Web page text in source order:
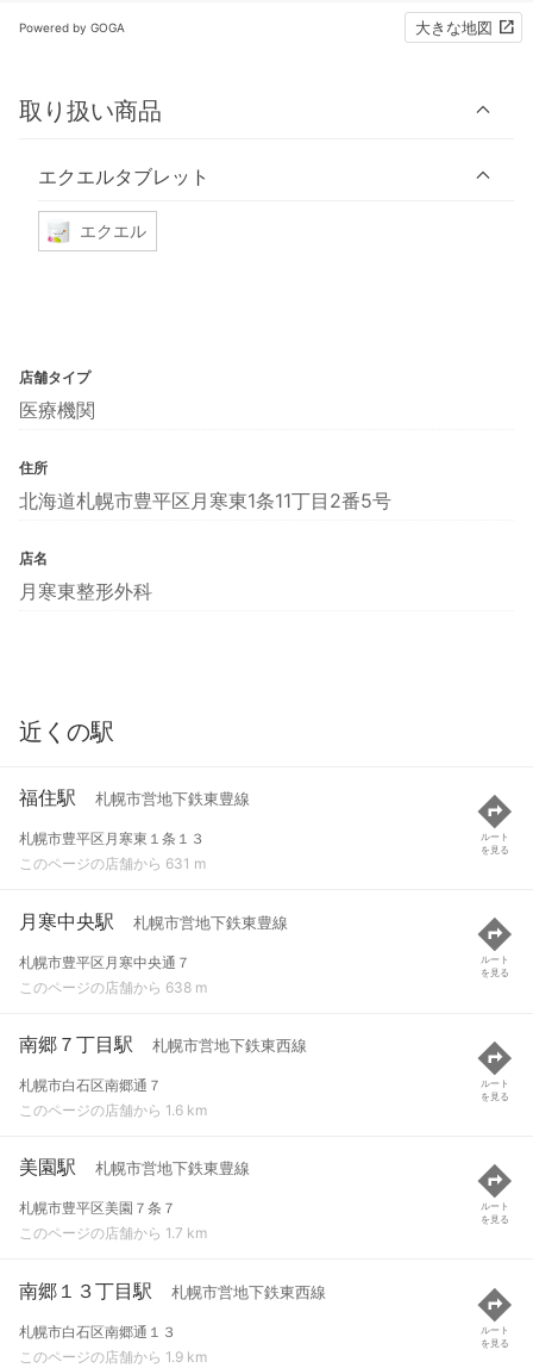
Powered by GOGA 大きな地図
取り扱い商品
エクエルタブレット
エクエル
店舗タイプ
医療機関
住所
北海道札幌市豊平区月寒東1条11丁目2番5号
店名
月寒東整形外科
近くの駅
福住駅 札幌市営地下鉄東豊線
札幌市豊平区月寒東１条１３
このページの店舗から 631 m
ルート
を見る
月寒中央駅 札幌市営地下鉄東豊線
札幌市豊平区月寒中央通７
このページの店舗から 638 m
ルート
を見る
南郷７丁目駅 札幌市営地下鉄東西線
札幌市白石区南郷通７
このページの店舗から 1.6 km
ルート
を見る
美園駅 札幌市営地下鉄東豊線
札幌市豊平区美園７条７
このページの店舗から 1.7 km
ルート
を見る
南郷１３丁目駅 札幌市営地下鉄東西線
札幌市白石区南郷通１３
このページの店舗から 1.9 km
ルート
を見る